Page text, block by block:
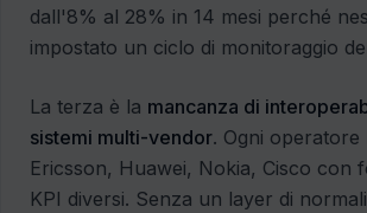
dall'8% al 28% in 14 mesi perché
impostato un ciclo di monitoraggio
La terza è la mancanza di
sistemi multi-vendor. Ogni operatore
Ericsson, Huawei, Nokia, Cisco con
KPI diversi. Senza un layer di